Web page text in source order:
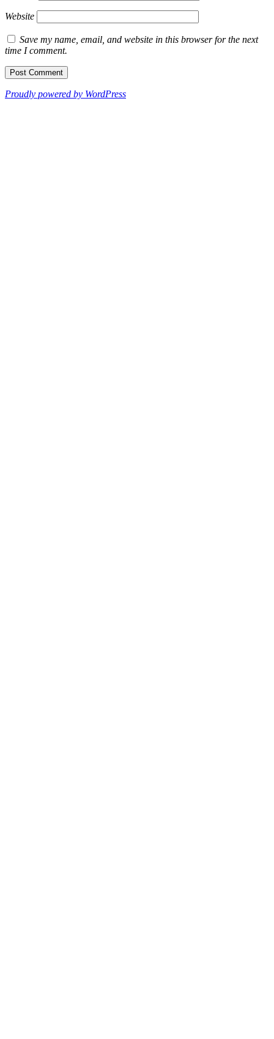
Website
Save my name, email, and website in this browser for the next
time I comment.
Proudly powered by WordPress